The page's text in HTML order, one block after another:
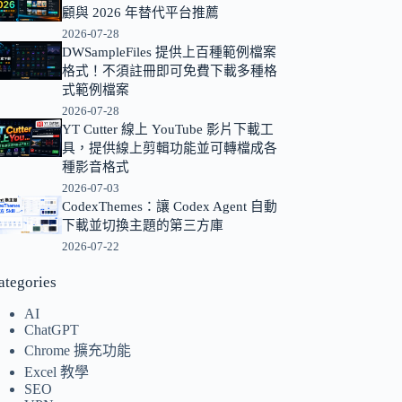
顧與 2026 年替代平台推薦
2026-07-28
DWSampleFiles 提供上百種範例檔案
格式！不須註冊即可免費下載多種格
式範例檔案
2026-07-28
YT Cutter 線上 YouTube 影片下載工
具，提供線上剪輯功能並可轉檔成各
種影音格式
2026-07-03
CodexThemes：讓 Codex Agent 自動
下載並切換主題的第三方庫
2026-07-22
AI
ChatGPT
Chrome 擴充功能
Excel 教學
SEO